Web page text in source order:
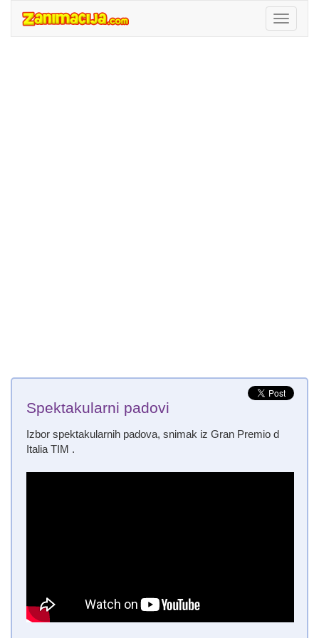
Spektakularni padovi
Izbor spektakularnih padova, snimak iz Gran Premio d
Italia TIM .